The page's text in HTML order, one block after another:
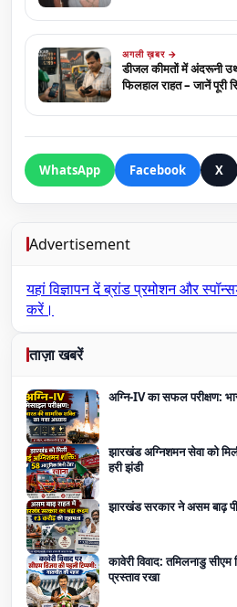
अगली ख़बर →
डीजल कीमतों में अंदरूनी
फिलहाल राहत – जानें पूरी
WhatsApp Facebook X
Advertisement
यहां विज्ञापन देंब्रांड प्रमोशन और
करें।
ताज़ा खबरें
अग्नि-IV का सफल परीक्षण:
झारखंड अग्निशमन सेवा को
हरी झंडी
झारखंड सरकार ने असम बाढ़
कावेरी विवाद: तमिलनाडु
प्रस्ताव रखा